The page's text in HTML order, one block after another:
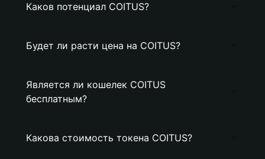
Каков потенциал COITUS?
Будет ли расти цена на COITUS?
Является ли кошелек COITUS
бесплатным?
Какова стоимость токена COITUS?